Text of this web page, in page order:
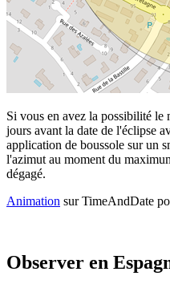
Si vous en avez la possibilité le
jours avant la date de l'éclipse
application de boussole sur un
l'azimut au moment du
dégagé.
Animation sur TimeAndDate
Observer en